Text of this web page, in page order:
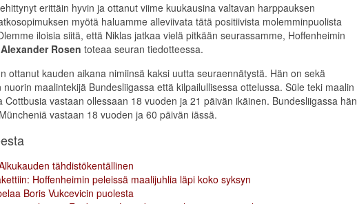
erittäin hyvin ja ottanut viime kuukausina valtavan harppauksen
myötä haluamme alleviivata tätä positiivista molemminpuolista
iloisia siitä, että Niklas jatkaa vielä pitkään seurassamme, Hoffenheimin
Alexander Rosen toteaa seuran tiedotteessa.
ottanut kauden aikana nimiinsä kaksi uutta seuraennätystä. Hän on sekä
nuorin maalintekijä Bundesliigassa että kilpailullisessa ottelussa. Süle teki maalin
Cottbusia vastaan ollessaan 18 vuoden ja 21 päivän ikäinen. Bundesliigassa hän
vastaan 18 vuoden ja 60 päivän iässä.
tähdistökentällinen
Hoffenheimin peleissä maalijuhlia läpi koko syksyn
Boris Vukcevicin puolesta